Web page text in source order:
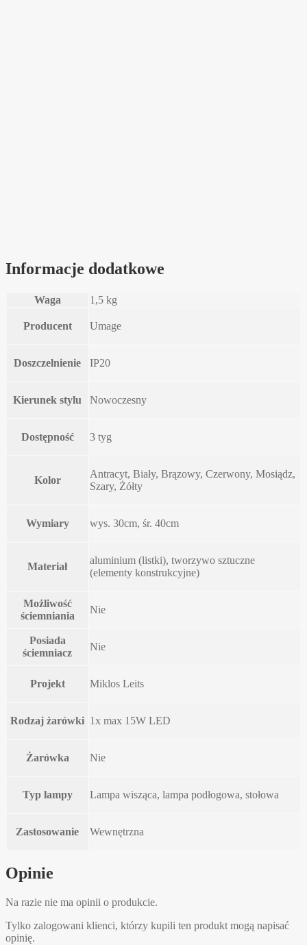
Informacje dodatkowe
Waga 1,5 kg
Producent Umage
Doszczelnienie IP20
Kierunek stylu Nowoczesny
Dostępność 3 tyg
Kolor
Antracyt, Biały, Brązowy, Czerwony, Mosiądz,
Szary, Żółty
Wymiary wys. 30cm, śr. 40cm
Materiał
aluminium (listki), tworzywo sztuczne
(elementy konstrukcyjne)
Możliwość
ściemniania
Nie
Posiada
ściemniacz
Nie
Projekt Miklos Leits
Rodzaj żarówki 1x max 15W LED
Żarówka Nie
Typ lampy Lampa wisząca, lampa podłogowa, stołowa
Zastosowanie Wewnętrzna
Opinie
Na razie nie ma opinii o produkcie.
Tylko zalogowani klienci, którzy kupili ten produkt mogą napisać
opinię.